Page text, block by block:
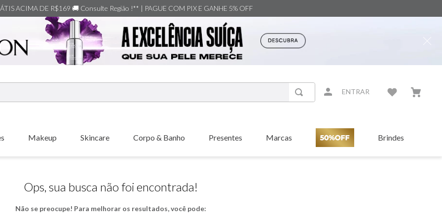
ACIMA DE R$169 🚚 Consulte Região !** | PAGUE COM PIX E GANHE 5% OFF
ENTRAR
Makeup Skincare Corpo & Banho Presentes Marcas Brindes
Ops, sua busca não foi encontrada!
Não se preocupe! Para melhorar os resultados, você pode:
carolina herrera
nishane
versace